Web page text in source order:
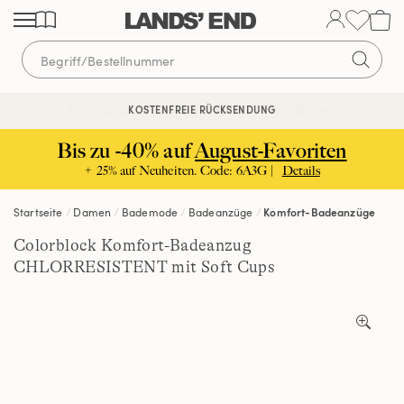
Direkt
zum
Inhalt
Direkt
zur
Navigation
Direkt
zur
Suche
KOSTENLOSE LIEFERUNG AB 120€ | VERTRAUEN SEIT 1963
KOSTENFREIE RÜCKSENDUNG
Bis zu -40% aufAugust-Favoriten
+ 25% auf Neuheiten. Code: 6A3G | Details
Startseite Damen Bademode Badeanzüge Komfort-Badeanzüge
Colorblock Komfort-Badeanzug
CHLORRESISTENT mit Soft Cups